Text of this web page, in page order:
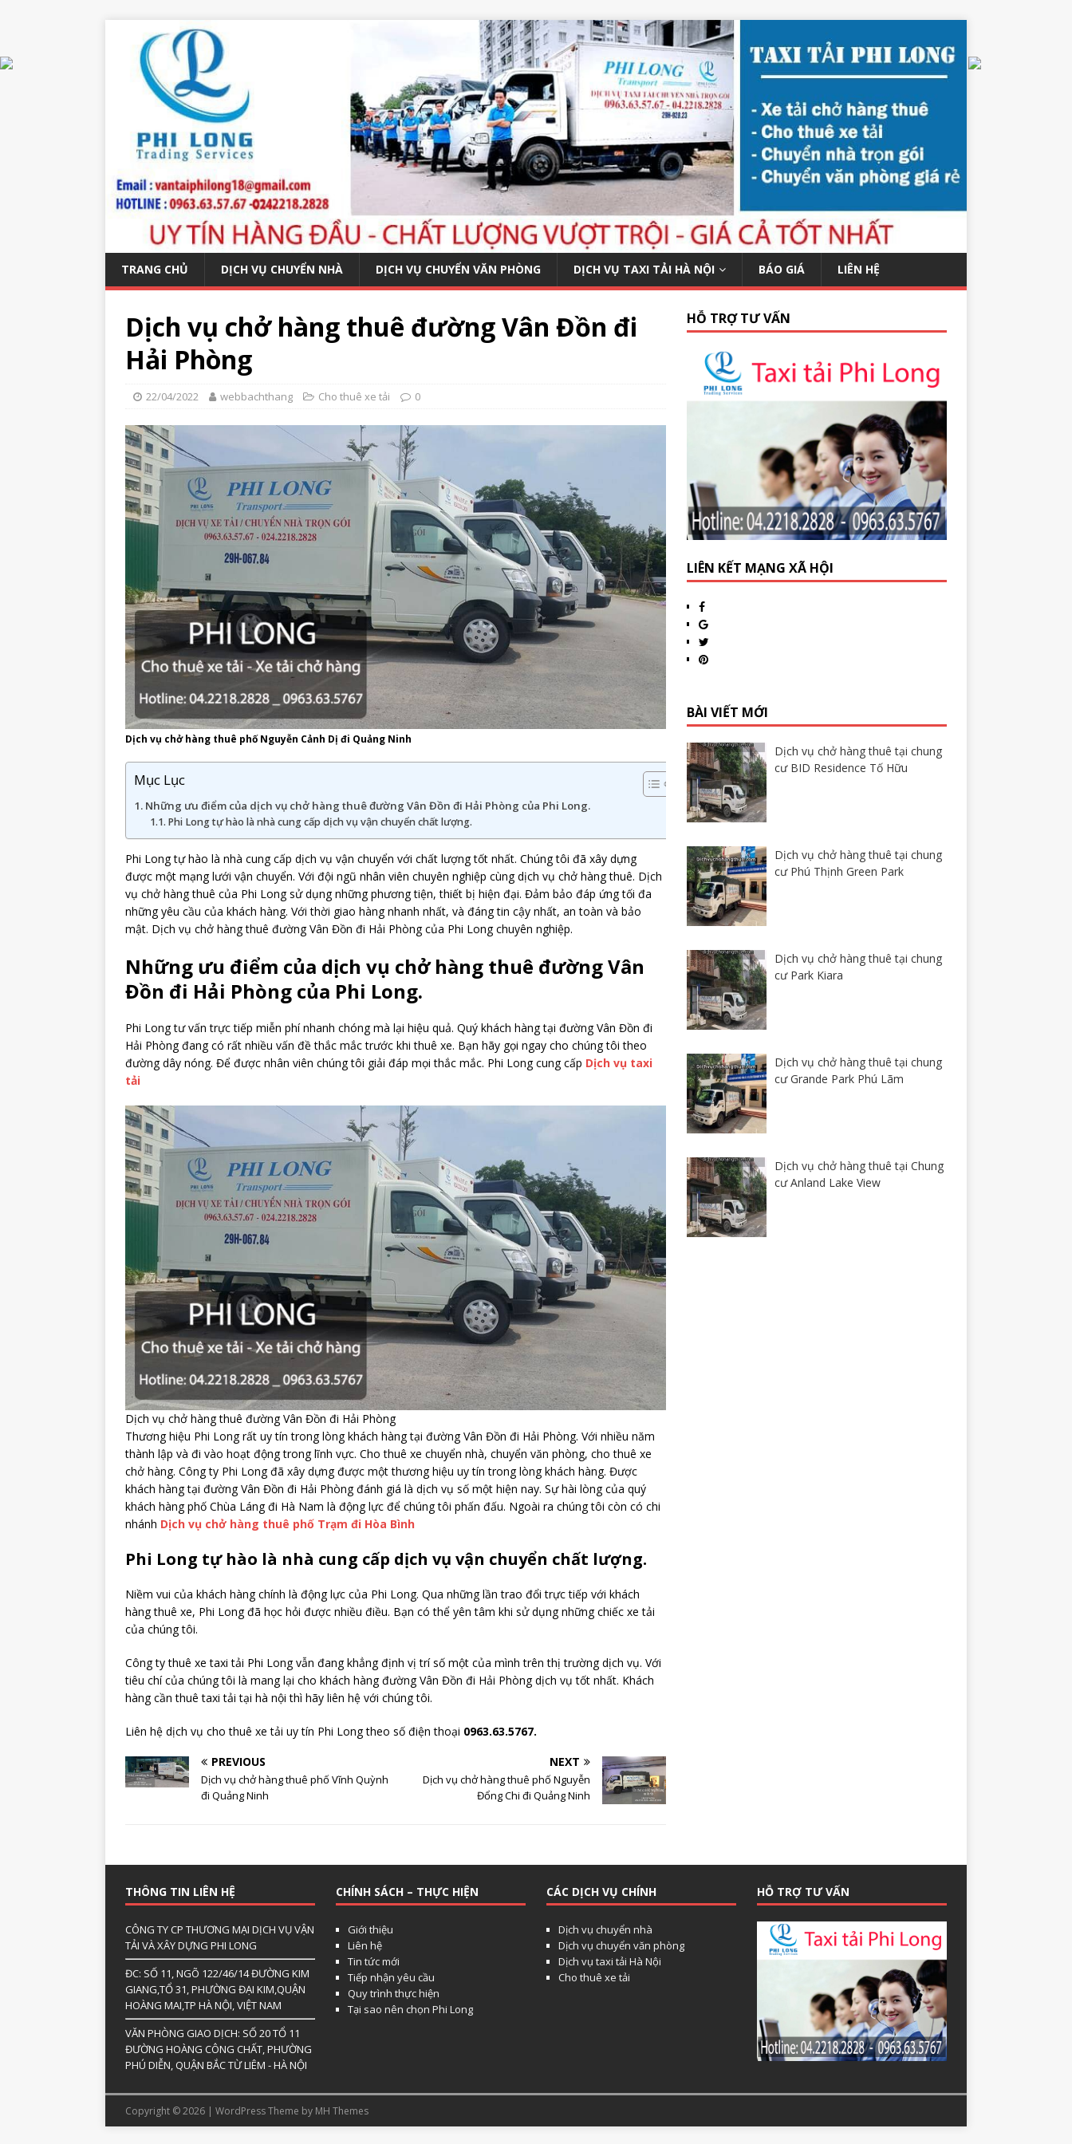
TRANG CHỦ DỊCH VỤ CHUYỂN NHÀ DỊCH VỤ CHUYỂN VĂN PHÒNG DỊCH VỤ TAXI TẢI HÀ NỘI BÁO GIÁ LIÊN HỆ
Dịch vụ chở hàng thuê đường Vân Đồn đi
Hải Phòng
22/04/2022 webbachthang Cho thuê xe tải 0
Dịch vụ chở hàng thuê phố Nguyễn Cảnh Dị đi Quảng Ninh
Mục Lục
Những ưu điểm của dịch vụ chở hàng thuê đường Vân Đồn đi Hải Phòng của Phi Long.
Phi Long tự hào là nhà cung cấp dịch vụ vận chuyển chất lượng.
Phi Long tự hào là nhà cung cấp dịch vụ vận chuyển với chất lượng tốt nhất. Chúng tôi đã xây dựng
được một mạng lưới vận chuyển. Với đội ngũ nhân viên chuyên nghiệp cùng dịch vụ chở hàng thuê. Dịch
vụ chở hàng thuê của Phi Long sử dụng những phương tiện, thiết bị hiện đại. Đảm bảo đáp ứng tối đa
những yêu cầu của khách hàng. Với thời giao hàng nhanh nhất, và đáng tin cậy nhất, an toàn và bảo
mật. Dịch vụ chở hàng thuê đường Vân Đồn đi Hải Phòng của Phi Long chuyên nghiệp.
Những ưu điểm của dịch vụ chở hàng thuê đường Vân
Đồn đi Hải Phòng của Phi Long.
Phi Long tư vấn trực tiếp miễn phí nhanh chóng mà lại hiệu quả. Quý khách hàng tại đường Vân Đồn đi
Hải Phòng đang có rất nhiều vấn đề thắc mắc trước khi thuê xe. Bạn hãy gọi ngay cho chúng tôi theo
đường dây nóng. Để được nhân viên chúng tôi giải đáp mọi thắc mắc. Phi Long cung cấp Dịch vụ taxi
tải
Dịch vụ chở hàng thuê đường Vân Đồn đi Hải Phòng
Thương hiệu Phi Long rất uy tín trong lòng khách hàng tại đường Vân Đồn đi Hải Phòng. Với nhiều năm
thành lập và đi vào hoạt động trong lĩnh vực. Cho thuê xe chuyển nhà, chuyển văn phòng, cho thuê xe
chở hàng. Công ty Phi Long đã xây dựng được một thương hiệu uy tín trong lòng khách hàng. Được
khách hàng tại đường Vân Đồn đi Hải Phòng đánh giá là dịch vụ số một hiện nay. Sự hài lòng của quý
khách hàng phố Chùa Láng đi Hà Nam là động lực để chúng tôi phấn đấu. Ngoài ra chúng tôi còn có chi
nhánh Dịch vụ chở hàng thuê phố Trạm đi Hòa Bình
Phi Long tự hào là nhà cung cấp dịch vụ vận chuyển chất lượng.
Niềm vui của khách hàng chính là động lực của Phi Long. Qua những lần trao đổi trực tiếp với khách
hàng thuê xe, Phi Long đã học hỏi được nhiều điều. Bạn có thể yên tâm khi sử dụng những chiếc xe tải
của chúng tôi.
Công ty thuê xe taxi tải Phi Long vẫn đang khẳng định vị trí số một của mình trên thị trường dịch vụ. Với
tiêu chí của chúng tôi là mang lại cho khách hàng đường Vân Đồn đi Hải Phòng dịch vụ tốt nhất. Khách
hàng cần thuê taxi tải tại hà nội thì hãy liên hệ với chúng tôi.
Liên hệ dịch vụ cho thuê xe tải uy tín Phi Long theo số điện thoại 0963.63.5767.
PREVIOUS
Dịch vụ chở hàng thuê phố Vĩnh Quỳnh
đi Quảng Ninh
NEXT
Dịch vụ chở hàng thuê phố Nguyễn
Đổng Chi đi Quảng Ninh
HỖ TRỢ TƯ VẤN
LIÊN KẾT MẠNG XÃ HỘI
BÀI VIẾT MỚI
Dịch vụ chở hàng thuê tại chung
cư BID Residence Tố Hữu
Dịch vụ chở hàng thuê tại chung
cư Phú Thịnh Green Park
Dịch vụ chở hàng thuê tại chung
cư Park Kiara
Dịch vụ chở hàng thuê tại chung
cư Grande Park Phú Lãm
Dịch vụ chở hàng thuê tại Chung
cư Anland Lake View
THÔNG TIN LIÊN HỆ
CÔNG TY CP THƯƠNG MẠI DỊCH VỤ VẬN
TẢI VÀ XÂY DỰNG PHI LONG
ĐC: SỐ 11, NGÕ 122/46/14 ĐƯỜNG KIM
GIANG,TỔ 31, PHƯỜNG ĐẠI KIM,QUẬN
HOÀNG MAI,TP HÀ NỘI, VIỆT NAM
VĂN PHÒNG GIAO DỊCH: SỐ 20 TỔ 11
ĐƯỜNG HOÀNG CÔNG CHẤT, PHƯỜNG
PHÚ DIỄN, QUẬN BẮC TỪ LIÊM - HÀ NỘI
CHÍNH SÁCH – THỰC HIỆN
Giới thiệu
Liên hệ
Tin tức mới
Tiếp nhận yêu cầu
Quy trình thực hiện
Tại sao nên chọn Phi Long
CÁC DỊCH VỤ CHÍNH
Dịch vụ chuyển nhà
Dịch vụ chuyển văn phòng
Dịch vụ taxi tải Hà Nội
Cho thuê xe tải
HỖ TRỢ TƯ VẤN
Copyright © 2026 | WordPress Theme by MH Themes